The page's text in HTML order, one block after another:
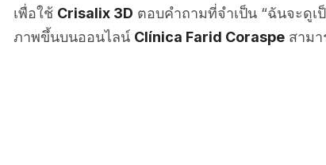
เพื่อใช้ Crisalix 3D ตอบคำถามที่จำเป็น “ฉันจะดูเ
ภาพขึ้นบนออนไลน์ Clínica Farid Coraspe สาม